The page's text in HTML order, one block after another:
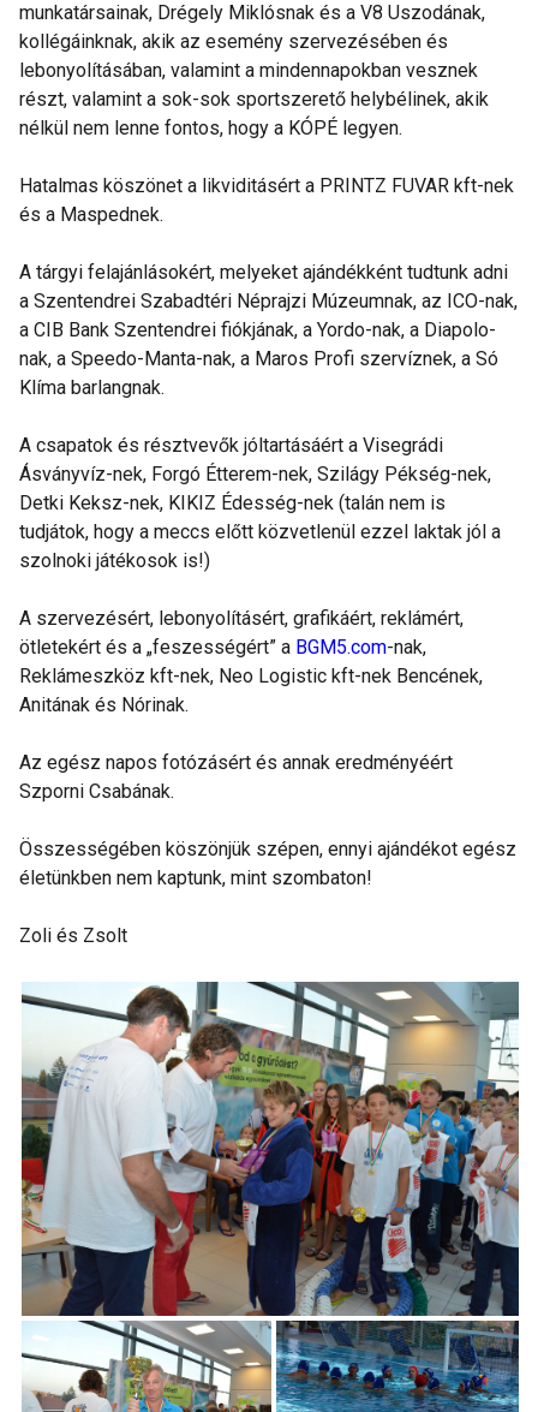
munkatársainak, Drégely Miklósnak és a V8 Uszodának,
kollégáinknak, akik az esemény szervezésében és
lebonyolításában, valamint a mindennapokban vesznek
részt, valamint a sok-sok sportszerető helybélinek, akik
nélkül nem lenne fontos, hogy a KÓPÉ legyen.
Hatalmas köszönet a likviditásért a PRINTZ FUVAR kft-nek
és a Maspednek.
A tárgyi felajánlásokért, melyeket ajándékként tudtunk adni
a Szentendrei Szabadtéri Néprajzi Múzeumnak, az ICO-nak,
a CIB Bank Szentendrei fiókjának, a Yordo-nak, a Diapolo-
nak, a Speedo-Manta-nak, a Maros Profi szervíznek, a Só
Klíma barlangnak.
A csapatok és résztvevők jóltartásáért a Visegrádi
Ásványvíz-nek, Forgó Étterem-nek, Szilágy Pékség-nek,
Detki Keksz-nek, KIKIZ Édesség-nek (talán nem is
tudjátok, hogy a meccs előtt közvetlenül ezzel laktak jól a
szolnoki játékosok is!)
A szervezésért, lebonyolításért, grafikáért, reklámért,
ötletekért és a „feszességért” a BGM5.com-nak,
Reklámeszköz kft-nek, Neo Logistic kft-nek Bencének,
Anitának és Nórinak.
Az egész napos fotózásért és annak eredményéért
Szporni Csabának.
Összességében köszönjük szépen, ennyi ajándékot egész
életünkben nem kaptunk, mint szombaton!
Zoli és Zsolt